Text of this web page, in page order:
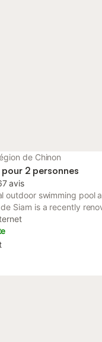
de Chinon
2 personnes
avis
outdoor swimming pool
Siam is a recently
la-Vineuse, 19 km from